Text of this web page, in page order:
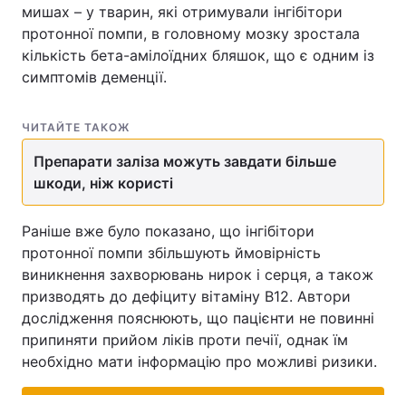
мишах – у тварин, які отримували інгібітори
протонної помпи, в головному мозку зростала
кількість бета-амілоїдних бляшок, що є одним із
симптомів деменції.
ЧИТАЙТЕ ТАКОЖ
Препарати заліза можуть завдати більше
шкоди, ніж користі
Раніше вже було показано, що інгібітори
протонної помпи збільшують ймовірність
виникнення захворювань нирок і серця, а також
призводять до дефіциту вітаміну B12. Автори
дослідження пояснюють, що пацієнти не повинні
припиняти прийом ліків проти печії, однак їм
необхідно мати інформацію про можливі ризики.